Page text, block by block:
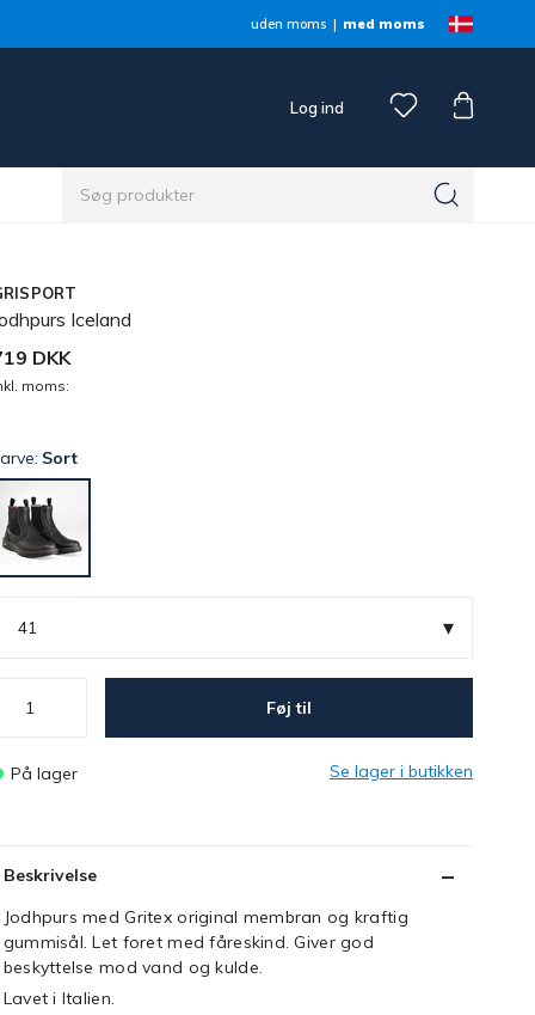
uden moms med moms
Log ind
Iceland
DKK
moms:
Sort
41 ▾
Føj til
På lager Se lager i butikken
Beskrivelse
Jodhpurs med Gritex original membran og kraftig
gummisål. Let foret med fåreskind. Giver god
beskyttelse mod vand og kulde.
Lavet i Italien.